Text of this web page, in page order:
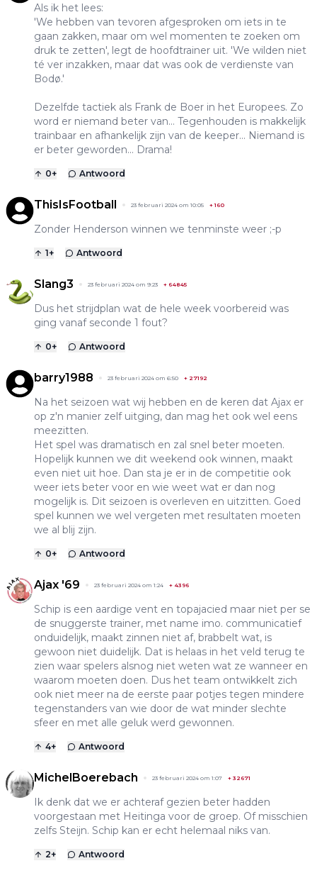
Als ik het lees:
'We hebben van tevoren afgesproken om iets in te
gaan zakken, maar om wel momenten te zoeken om
druk te zetten', legt de hoofdtrainer uit. 'We wilden niet
té ver inzakken, maar dat was ook de verdienste van
Bodø.'
Dezelfde tactiek als Frank de Boer in het Europees. Zo
word er niemand beter van... Tegenhouden is makkelijk
trainbaar en afhankelijk zijn van de keeper... Niemand is
er beter geworden... Drama!
0+ Antwoord
ThisIsFootball 23 februari 2024 om 10:05 +160
Zonder Henderson winnen we tenminste weer ;-p
1+ Antwoord
Slang3 23 februari 2024 om 9:23 + 64845
Dus het strijdplan wat de hele week voorbereid was
ging vanaf seconde 1 fout?
0+ Antwoord
barry1988 23 februari 2024 om 6:50 + 27192
Na het seizoen wat wij hebben en de keren dat Ajax er
op z'n manier zelf uitging, dan mag het ook wel eens
meezitten.
Het spel was dramatisch en zal snel beter moeten.
Hopelijk kunnen we dit weekend ook winnen, maakt
even niet uit hoe. Dan sta je er in de competitie ook
weer iets beter voor en wie weet wat er dan nog
mogelijk is. Dit seizoen is overleven en uitzitten. Goed
spel kunnen we wel vergeten met resultaten moeten
we al blij zijn.
0+ Antwoord
Ajax '69 23 februari 2024 om 1:24 + 4396
Schip is een aardige vent en topajacied maar niet per se
de snuggerste trainer, met name imo. communicatief
onduidelijk, maakt zinnen niet af, brabbelt wat, is
gewoon niet duidelijk. Dat is helaas in het veld terug te
zien waar spelers alsnog niet weten wat ze wanneer en
waarom moeten doen. Dus het team ontwikkelt zich
ook niet meer na de eerste paar potjes tegen mindere
tegenstanders van wie door de wat minder slechte
sfeer en met alle geluk werd gewonnen.
4+ Antwoord
MichelBoerebach 23 februari 2024 om 1:07 + 32671
Ik denk dat we er achteraf gezien beter hadden
voorgestaan met Heitinga voor de groep. Of misschien
zelfs Steijn. Schip kan er echt helemaal niks van.
2+ Antwoord